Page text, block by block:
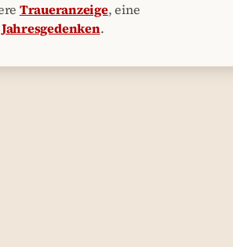
Traueranzeige, eine
Jahresgedenken.